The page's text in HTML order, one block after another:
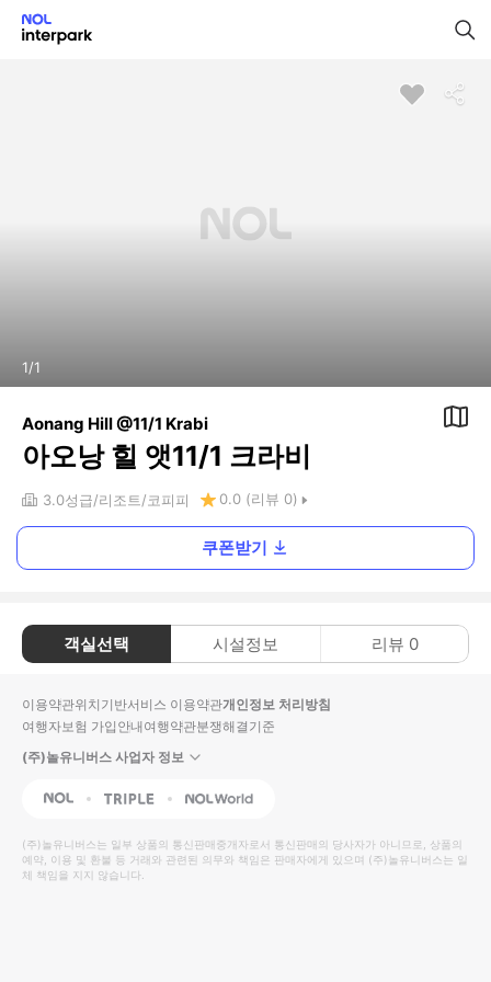
1/1
Aonang Hill @11/1 Krabi
아오낭 힐 앳11/1 크라비
3.0성급 리조트 코피피 0.0 (리뷰 0)
쿠폰받기
객실선택 시설정보 리뷰 0
이용약관위치기반서비스 이용약관개인정보 처리방침
여행자보험 가입안내여행약관분쟁해결기준
(주)놀유니버스 사업자 정보
NOL Triple Interpark Global
(주)놀유니버스는 일부 상품의 통신판매중개자로서 통신판매의 당사자가 아니므로, 상품의
예약, 이용 및 환불 등 거래와 관련된 의무와 책임은 판매자에게 있으며 (주)놀유니버스는 일
체 책임을 지지 않습니다.